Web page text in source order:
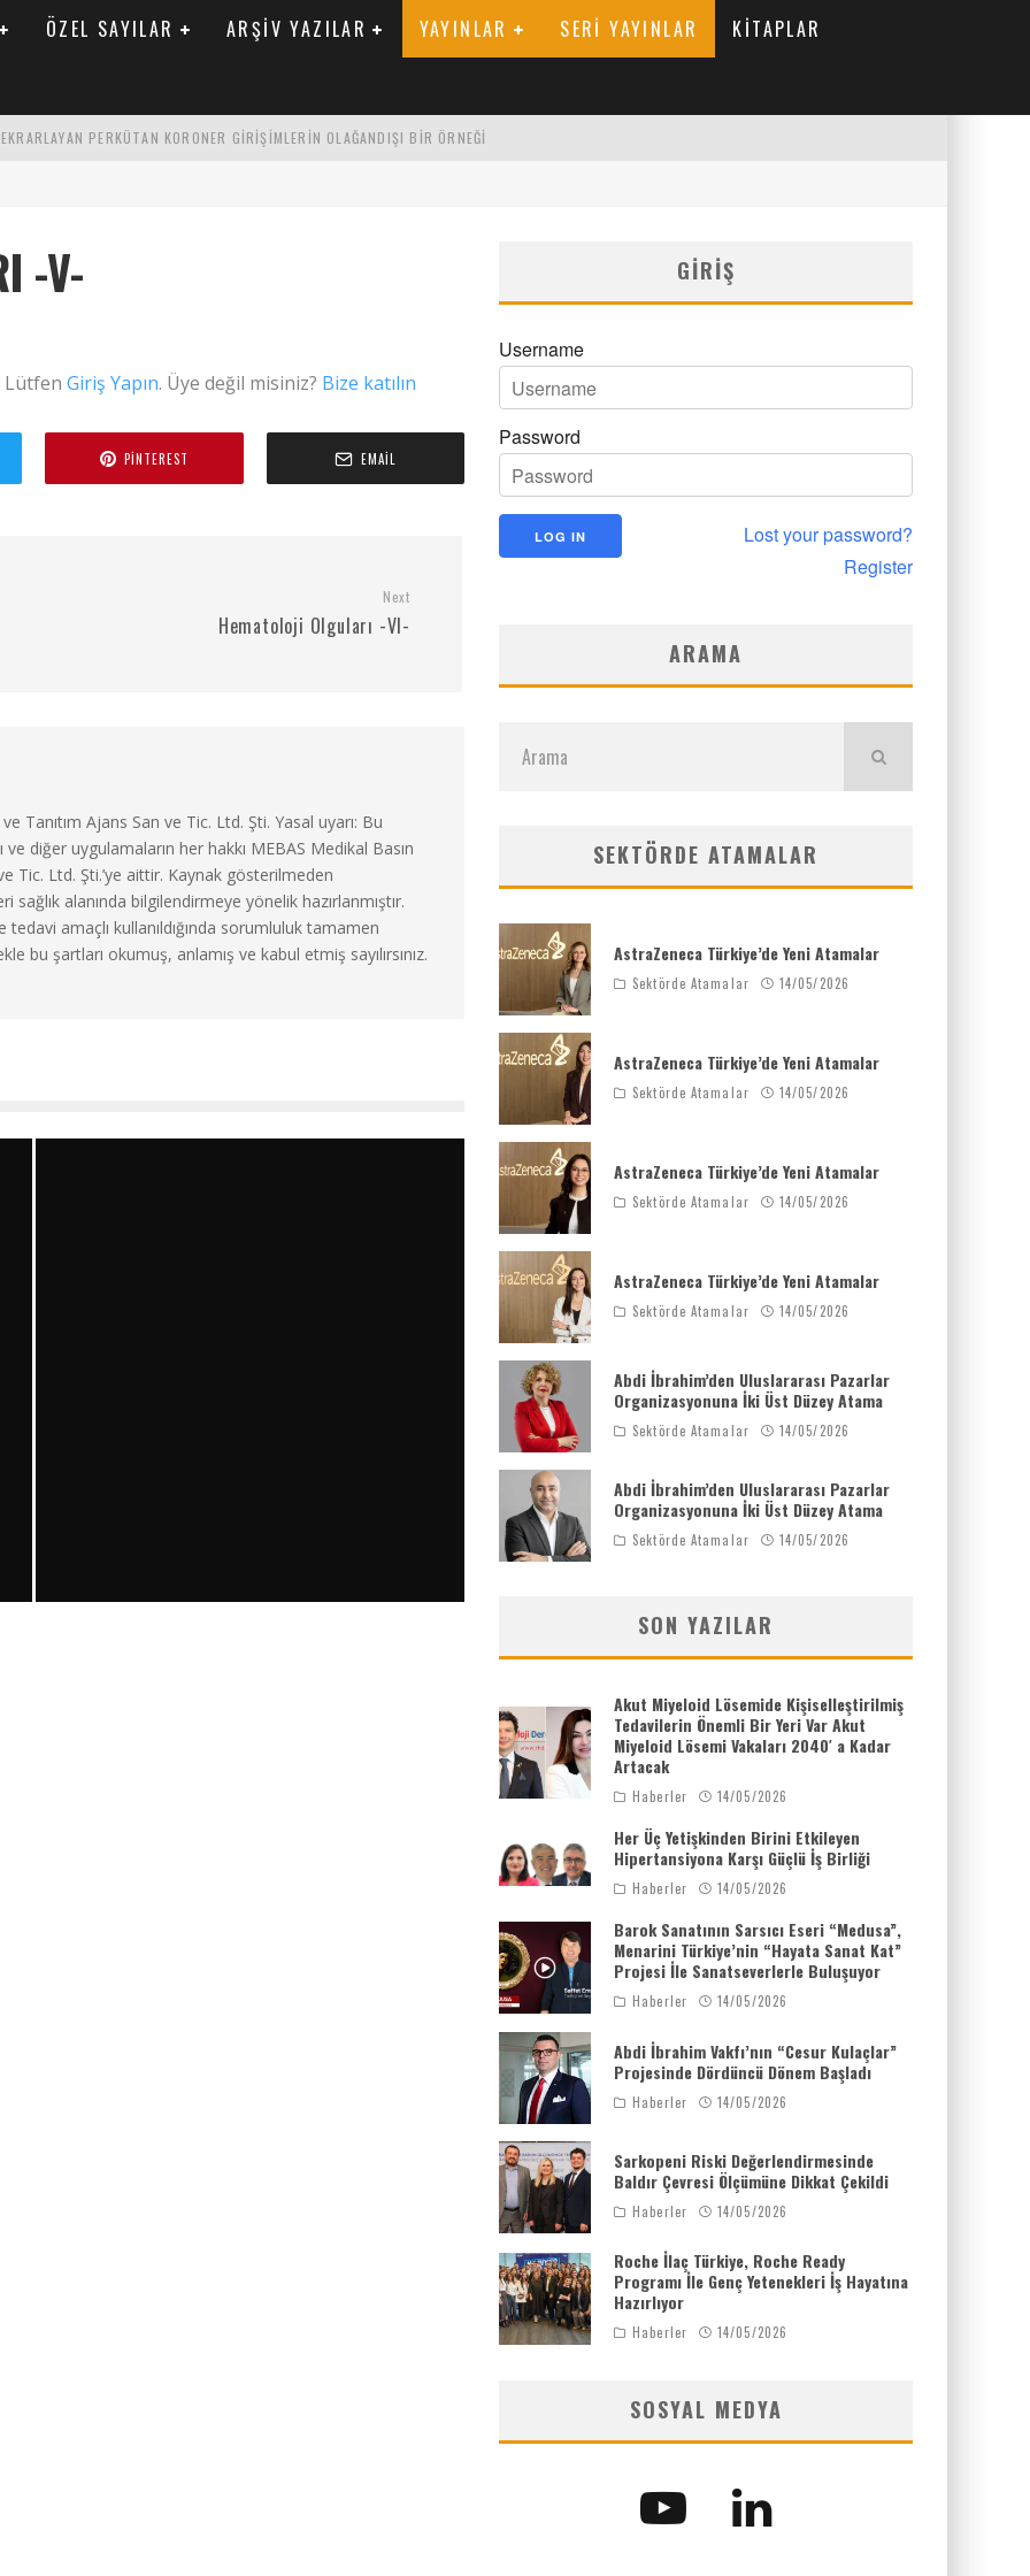
ÖZEL SAYILAR ARŞIV YAZILAR YAYINLAR SERI YAYINLAR KITAPLAR
PERKÜTAN KORONER GIRIŞIMLERIN OLAĞANDIŞI BIR ÖRNEĞI
TRIGLISERID/HDL ORANININ DEĞERLENDIRILMESI
-V-
Lütfen Giriş Yapın. Üye değil misiniz? Bize katılın
PINTEREST EMAIL
Next
Hematoloji Olguları -VI-
Tanıtım Ajans San ve Tic. Ltd. Şti. Yasal uyarı: Bu
ve diğer uygulamaların her hakkı MEBAS Medikal Basın
Tic. Ltd. Şti.’ye aittir. Kaynak gösterilmeden
sağlık alanında bilgilendirmeye yönelik hazırlanmıştır.
tedavi amaçlı kullanıldığında sorumluluk tamamen
bu şartları okumuş, anlamış ve kabul etmiş sayılırsınız.
GIRIŞ
Username
Password
Lost your password?
Register
ARAMA
SEKTÖRDE ATAMALAR
AstraZeneca Türkiye’de Yeni Atamalar
Sektörde Atamalar 14/05/2026
AstraZeneca Türkiye’de Yeni Atamalar
Sektörde Atamalar 14/05/2026
AstraZeneca Türkiye’de Yeni Atamalar
Sektörde Atamalar 14/05/2026
AstraZeneca Türkiye’de Yeni Atamalar
Sektörde Atamalar 14/05/2026
Abdi İbrahim’den Uluslararası Pazarlar
Organizasyonuna İki Üst Düzey Atama
Sektörde Atamalar 14/05/2026
Abdi İbrahim’den Uluslararası Pazarlar
Organizasyonuna İki Üst Düzey Atama
Sektörde Atamalar 14/05/2026
SON YAZILAR
Akut Miyeloid Lösemide Kişiselleştirilmiş
Tedavilerin Önemli Bir Yeri Var Akut
Miyeloid Lösemi Vakaları 2040′ a Kadar
Artacak
Haberler 14/05/2026
Her Üç Yetişkinden Birini Etkileyen
Hipertansiyona Karşı Güçlü İş Birliği
Haberler 14/05/2026
Barok Sanatının Sarsıcı Eseri “Medusa”,
Menarini Türkiye’nin “Hayata Sanat Kat”
Projesi İle Sanatseverlerle Buluşuyor
Haberler 14/05/2026
Abdi İbrahim Vakfı’nın “Cesur Kulaçlar”
Projesinde Dördüncü Dönem Başladı
Haberler 14/05/2026
Sarkopeni Riski Değerlendirmesinde
Baldır Çevresi Ölçümüne Dikkat Çekildi
Haberler 14/05/2026
Roche İlaç Türkiye, Roche Ready
Programı İle Genç Yetenekleri İş Hayatına
Hazırlıyor
Haberler 14/05/2026
SOSYAL MEDYA